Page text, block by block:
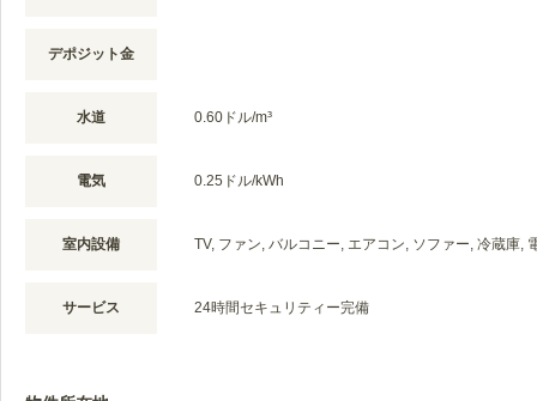
デポジット金
水道 0.60ドル/m³
電気 0.25ドル/kWh
室内設備 TV, ファン, バルコニー, エアコン, ソファー, 冷蔵庫,
サービス 24時間セキュリティー完備